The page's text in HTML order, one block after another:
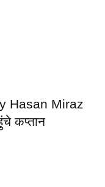
Hasan Miraz
कप्तान